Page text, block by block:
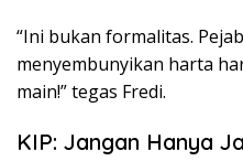
“Ini bukan formalitas.
menyembunyikan harta
main!” tegas Fredi.
KIP: Jangan Hanya